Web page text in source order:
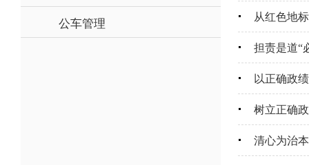
公车管理
从红色地
担责是道“
以正确政
树立正确
清心为治